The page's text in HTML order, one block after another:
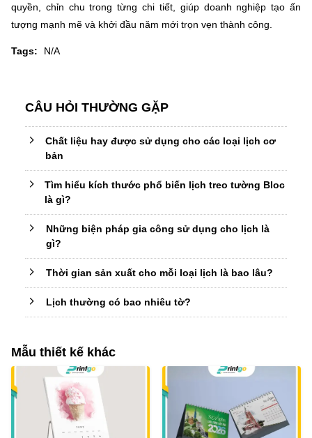
quyền, chỉn chu trong từng chi tiết, giúp doanh nghiệp tạo ấn
tượng mạnh mẽ và khởi đầu năm mới trọn vẹn thành công.
Tags: N/A
CÂU HỎI THƯỜNG GẶP
Chất liệu hay được sử dụng cho các loại lịch cơ
bản
Tìm hiểu kích thước phổ biến lịch treo tường Bloc
là gì?
Những biện pháp gia công sử dụng cho lịch là
gì?
Thời gian sản xuất cho mỗi loại lịch là bao lâu?
Lịch thường có bao nhiêu tờ?
Mẫu thiết kế khác